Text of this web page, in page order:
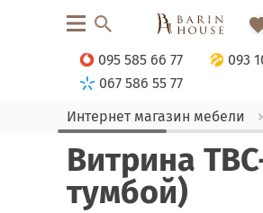
095 585 66 77
093
067 586 55 77
Интернет магазин мебели
Витрина
тумбой)